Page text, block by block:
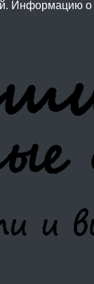
Информацию о